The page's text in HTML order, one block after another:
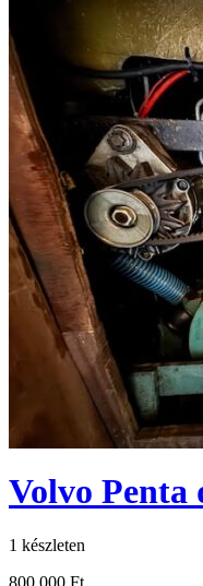
Volvo Penta
1 készleten
800 000 Ft